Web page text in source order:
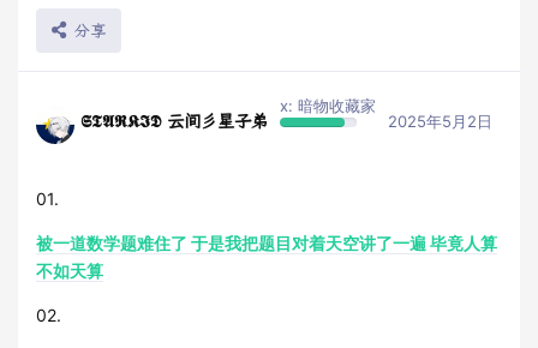
分享
𝕾𝕿𝕬𝕽𝕶𝕴𝕯 云间彡星子弟
x: 暗物收藏家
2025年5月2日
01.
被一道数学题难住了 于是我把题目对着天空讲了一遍 毕竟人算
不如天算
02.